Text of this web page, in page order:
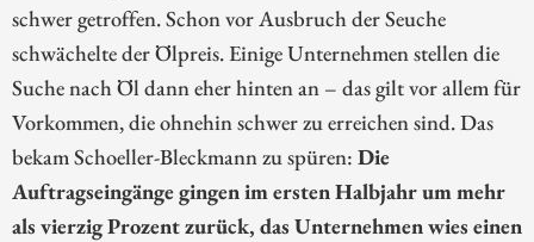
schwer getroffen. Schon vor Ausbruch der Seuche
schwächelte der Ölpreis. Einige Unternehmen stellen die
Suche nach Öl dann eher hinten an – das gilt vor allem für
Vorkommen, die ohnehin schwer zu erreichen sind. Das
bekam Schoeller-Bleckmann zu spüren: Die
Auftragseingänge gingen im ersten Halbjahr um mehr
als vierzig Prozent zurück, das Unternehmen wies einen